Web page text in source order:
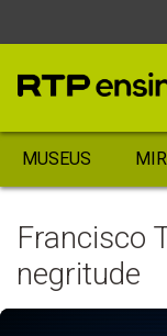
MUSEUS
Francisco
negritude